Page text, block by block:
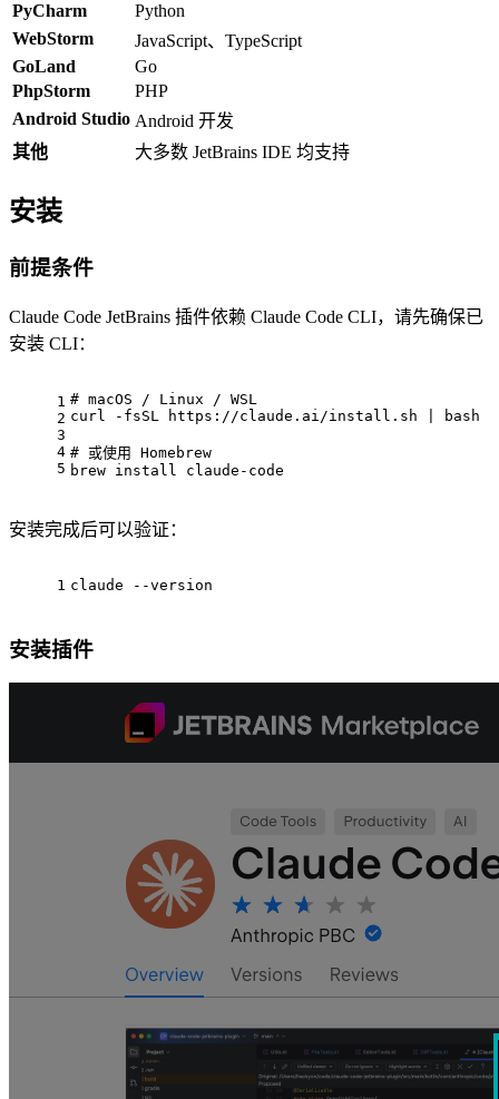
PyCharm
Python
WebStorm
JavaScript、TypeScript
GoLand
Go
PhpStorm
PHP
Android Studio Android 开发
其他
大多数 JetBrains IDE 均支持
安装
前提条件
Claude Code JetBrains 插件依赖 Claude Code CLI，请先确保已
安装 CLI：
1
2
3
4
5
# macOS / Linux / WSL
curl -fsSL https://claude.ai/install.sh | bash
# 或使用 Homebrew
brew install claude-code
安装完成后可以验证：
1 claude --version
安装插件